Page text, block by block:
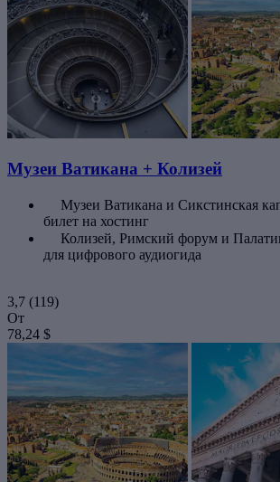
Музеи Ватикана + Колизей
Музеи Ватикана и Сикстинская
билет на хостинг
Колизей, Римский форум и
для цифрового аудиогида
3,7 (119)
От
78,24 $